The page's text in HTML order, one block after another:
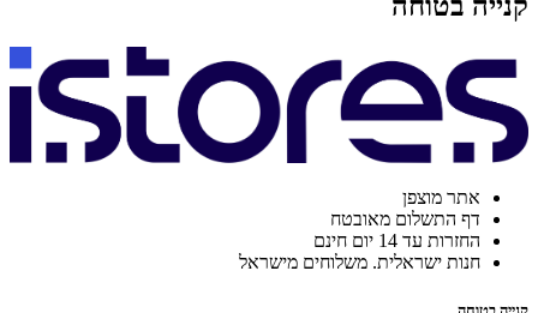
קנייה בטוחה
אתר מוצפן
דף התשלום מאובטח
החזרות עד 14 יום חינם
חנות ישראלית. משלוחים מישראל